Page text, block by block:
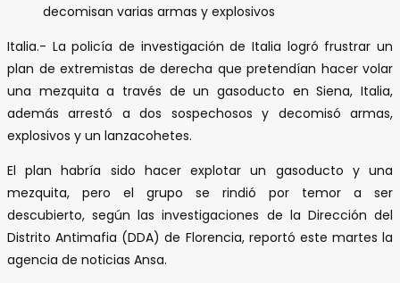
decomisan varias armas y explosivos
Italia.- La policía de investigación de Italia logró frustrar un
plan de extremistas de derecha que pretendían hacer volar
una mezquita a través de un gasoducto en Siena, Italia,
además arrestó a dos sospechosos y decomisó armas,
explosivos y un lanzacohetes.
El plan habría sido hacer explotar un gasoducto y una
mezquita, pero el grupo se rindió por temor a ser
descubierto, según las investigaciones de la Dirección del
Distrito Antimafia (DDA) de Florencia, reportó este martes la
agencia de noticias Ansa.